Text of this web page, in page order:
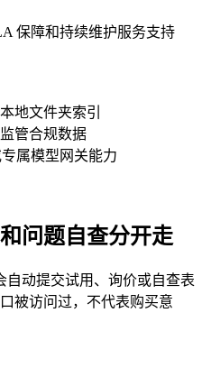
保障和持续维护服务支持
地文件夹索引
管合规数据
属模型网关能力
问题自查分开走
动提交试用、询价或自查表
被访问过，不代表购买意